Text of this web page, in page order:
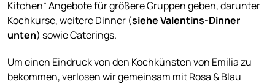
Kitchen“ Angebote für größere Gruppen geben, darunter
Kochkurse, weitere Dinner (siehe Valentins-Dinner
unten) sowie Caterings.
Um einen Eindruck von den Kochkünsten von Emilia zu
bekommen, verlosen wir gemeinsam mit Rosa & Blau